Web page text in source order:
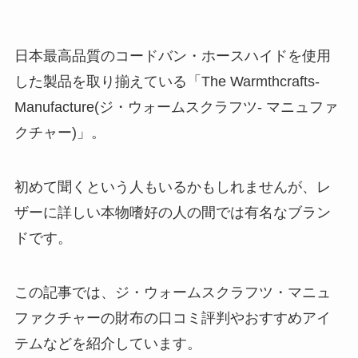
日本最高品質のコードバン・ホースハイドを使用
した製品を取り揃えている「The Warmthcrafts-
Manufacture(ジ・ウォームスクラフツ- マニュファ
クチャー)」。
初めて聞くという人もいるかもしれませんが、レ
ザーに詳しい本物嗜好の人の間では有名なブラン
ドです。
この記事では、ジ・ウォームスクラフツ・マニュ
ファクチャーの財布の口コミ評判やおすすめアイ
テムなどを紹介しています。